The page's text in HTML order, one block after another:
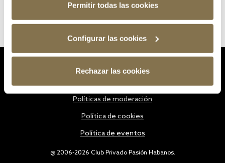
Permitir todas las cookies
Configurar las cookies
Rechazar las cookies
@ 2006-2026 Club Privado Pasión Habanos.
Políticas de moderación
Política de cookies
Política de eventos